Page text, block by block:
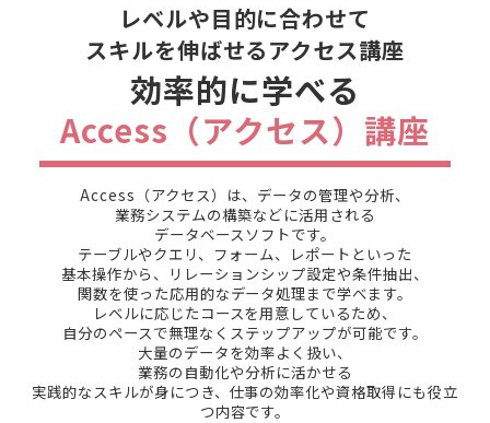
レベルや目的に合わせて
スキルを伸ばせるアクセス講座
効率的に学べる
Access（アクセス）講座
Access（アクセス）は、データの管理や分析、
業務システムの構築などに活用される
データベースソフトです。
テーブルやクエリ、フォーム、レポートといった
基本操作から、リレーションシップ設定や条件抽出、
関数を使った応用的なデータ処理まで学べます。
レベルに応じたコースを用意しているため、
自分のペースで無理なくステップアップが可能です。
大量のデータを効率よく扱い、
業務の自動化や分析に活かせる
実践的なスキルが身につき、仕事の効率化や資格取得にも役立
つ内容です。